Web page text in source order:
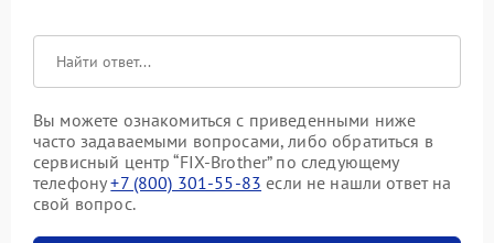
Вы можете ознакомиться с приведенными ниже
часто задаваемыми вопросами, либо обратиться в
сервисный центр “FIX-Brother” по следующему
телефону+7 (800) 301-55-83 если не нашли ответ на
свой вопрос.